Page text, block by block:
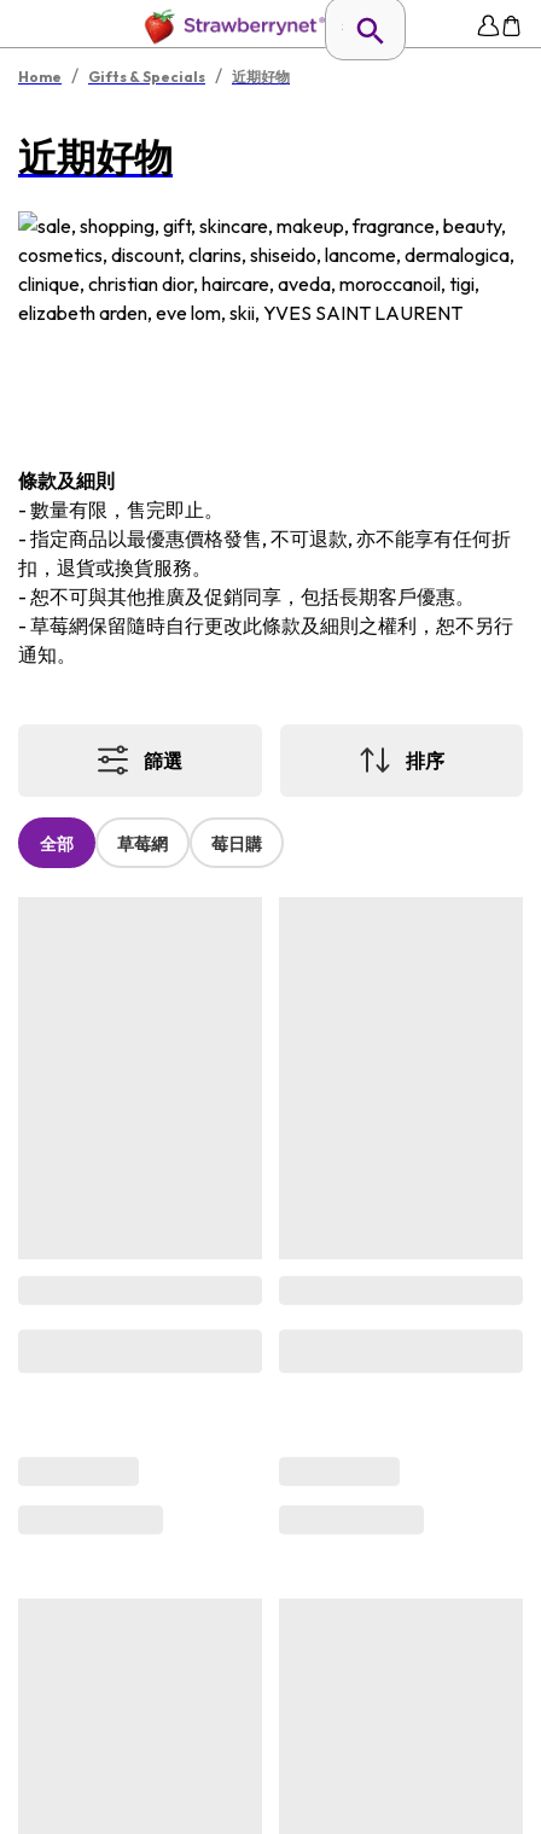
Home / Gifts & Specials / 近期好物
近期好物
條款及細則
- 數量有限，售完即止。
- 指定商品以最優惠價格發售, 不可退款, 亦不能享有任何折
扣，退貨或換貨服務。
- 恕不可與其他推廣及促銷同享，包括長期客戶優惠。
- 草莓網保留隨時自行更改此條款及細則之權利，恕不另行
通知。
篩選 排序
全部 草莓網 莓日購